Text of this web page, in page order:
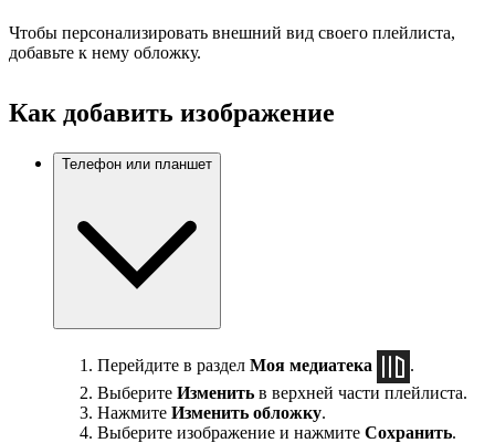
Чтобы персонализировать внешний вид своего плейлиста,
добавьте к нему обложку.
Как добавить изображение
Телефон или планшет
Перейдите в раздел Моя медиатека
.
Выберите Изменить в верхней части плейлиста.
Нажмите Изменить обложку.
Выберите изображение и нажмите Сохранить.